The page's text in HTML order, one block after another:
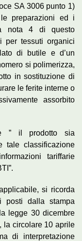
SA 3006 punto 1)
preparazioni ed i
nota 4 di questo
per tessuti organici
di butile e d’un
si polimerizza,
in sostituzione di
le ferite interne o
assorbito
” il prodotto sia
tale classificazione
tariffarie
si ricorda
posti dalla stampa
legge 30 dicembre
la circolare 10 aprile
di interpretazione